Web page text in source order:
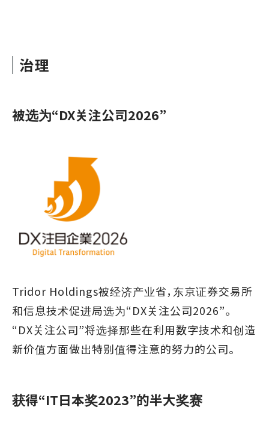
治理
被选为“DX关注公司2026”
Tridor Holdings被经济产业省，东京证券交易所
和信息技术促进局选为“DX关注公司2026”。
“DX关注公司”将选择那些在利用数字技术和创造
新价值方面做出特别值得注意的努力的公司。
获得“IT日本奖2023”的半大奖赛